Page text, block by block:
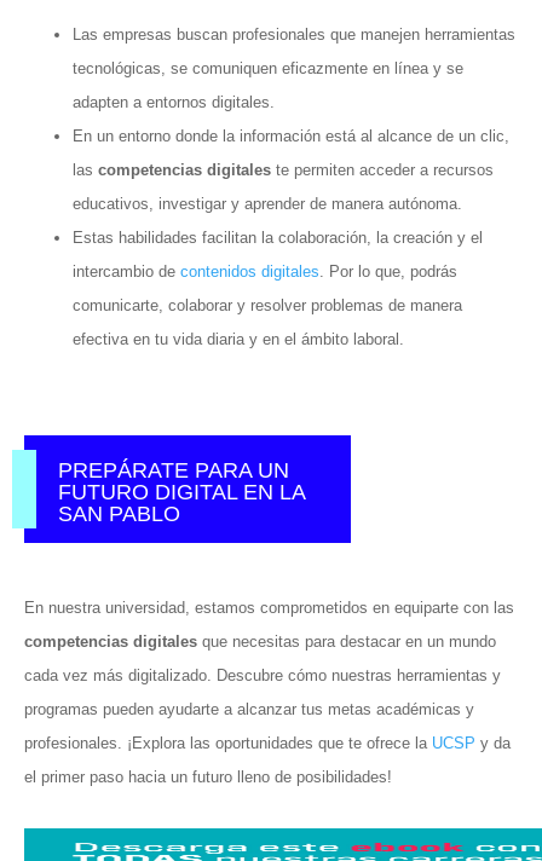
Las empresas buscan profesionales que manejen herramientas
tecnológicas, se comuniquen eficazmente en línea y se
adapten a entornos digitales.
En un entorno donde la información está al alcance de un clic,
las competencias digitales te permiten acceder a recursos
educativos, investigar y aprender de manera autónoma.
Estas habilidades facilitan la colaboración, la creación y el
intercambio de contenidos digitales . Por lo que, podrás
comunicarte, colaborar y resolver problemas de manera
efectiva en tu vida diaria y en el ámbito laboral.
PREPÁRATE PARA UN
FUTURO DIGITAL EN LA
SAN PABLO
En nuestra universidad, estamos comprometidos en equiparte con las
competencias digitales que necesitas para destacar en un mundo
cada vez más digitalizado. Descubre cómo nuestras herramientas y
programas pueden ayudarte a alcanzar tus metas académicas y
profesionales. ¡Explora las oportunidades que te ofrece la UCSP y da
el primer paso hacia un futuro lleno de posibilidades!